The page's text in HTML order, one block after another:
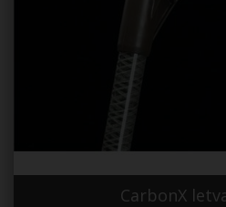
CarbonX